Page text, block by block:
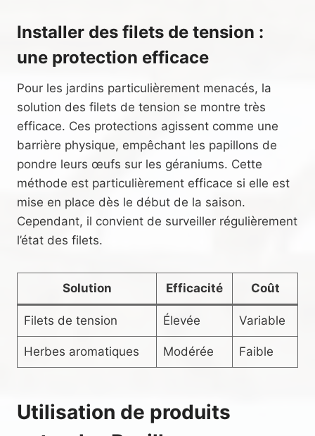
Installer des filets de tension :
une protection efficace
Pour les jardins particulièrement menacés, la
solution des filets de tension se montre très
efficace. Ces protections agissent comme une
barrière physique, empêchant les papillons de
pondre leurs œufs sur les géraniums. Cette
méthode est particulièrement efficace si elle est
mise en place dès le début de la saison.
Cependant, il convient de surveiller régulièrement
l’état des filets.
Solution Efficacité Coût
Filets de tension Élevée Variable
Herbes aromatiques Modérée Faible
Utilisation de produits